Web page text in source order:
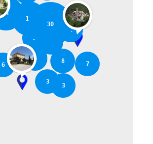
30
17
11
3
8 7
6
6
3
2
2